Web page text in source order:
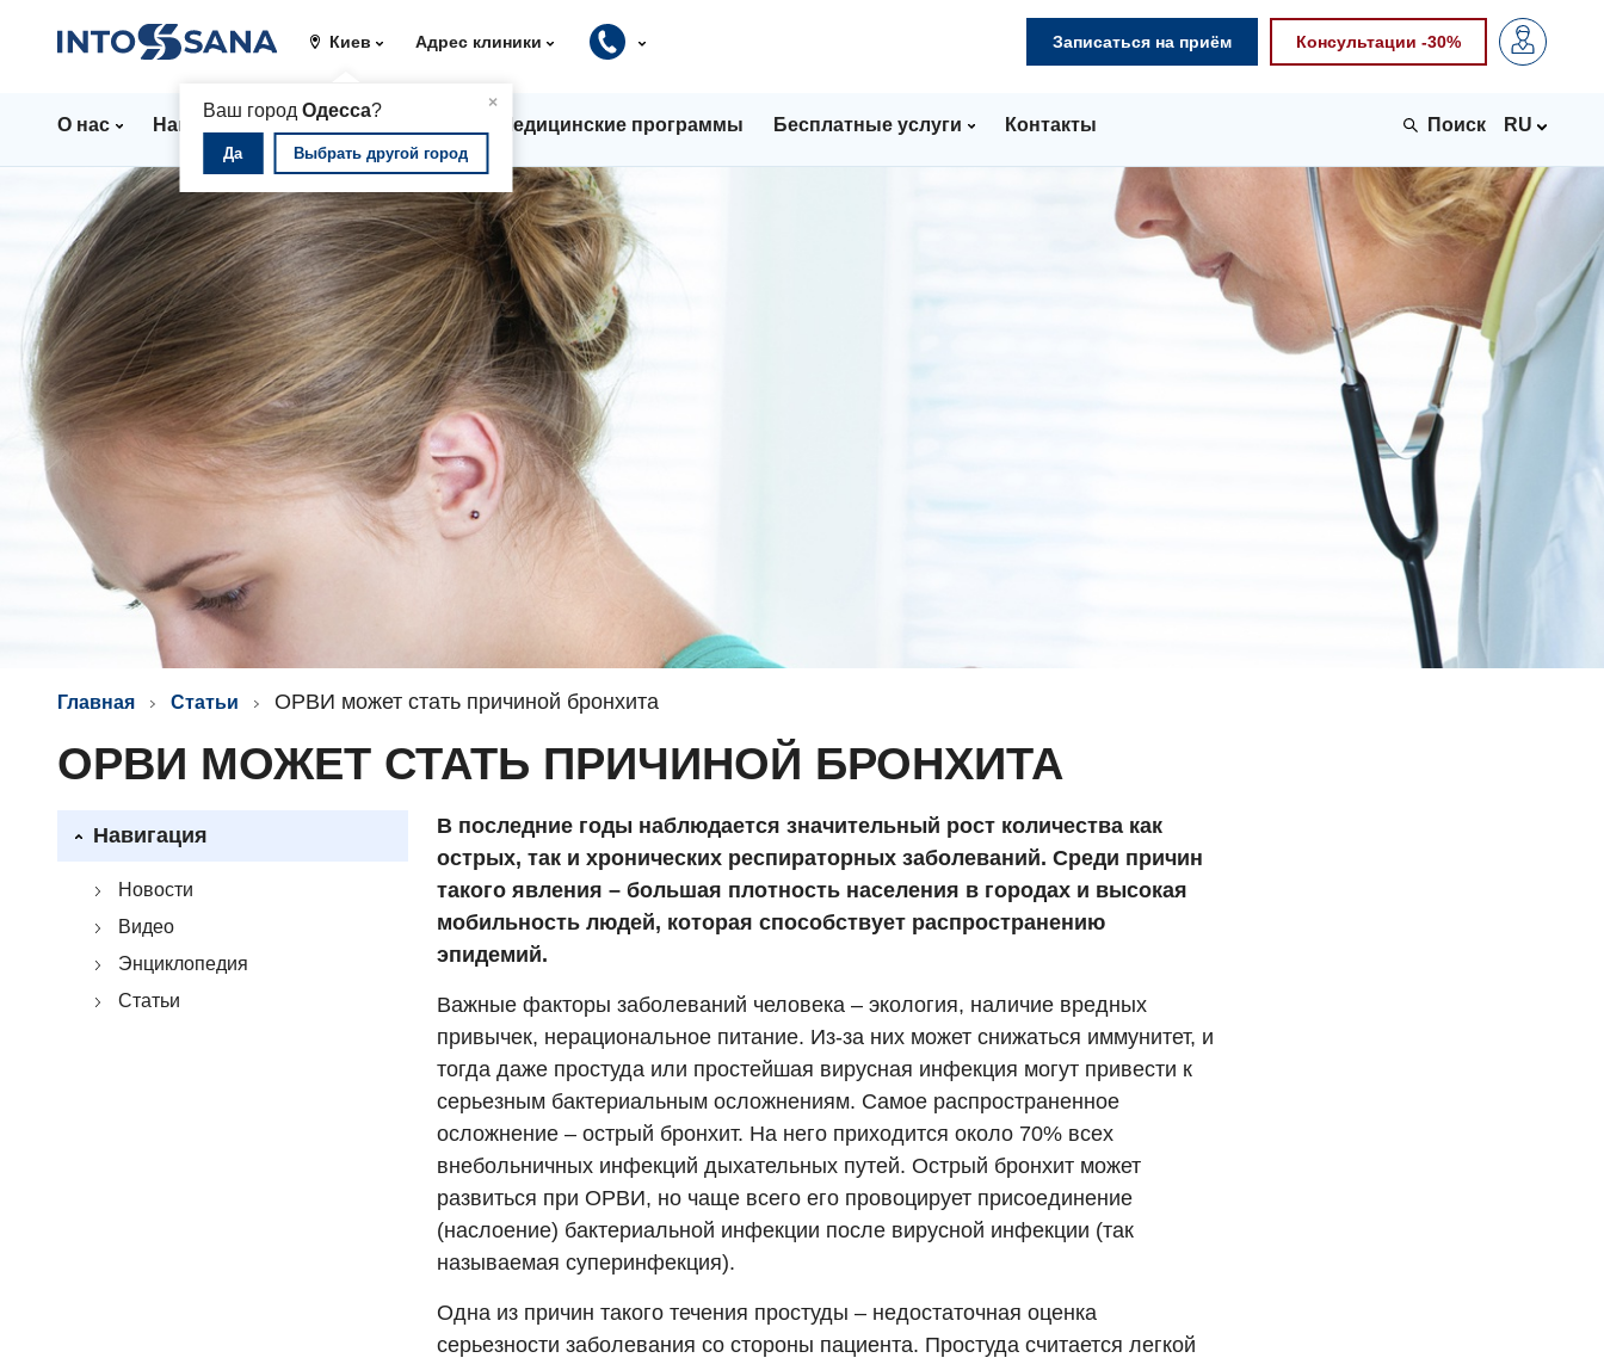
Киев
×
Ваш городОдесса?
Да Выбрать другой город
Адрес клиники Записаться на приём Консультации -30%
О нас Направления Цены Медицинские программы Бесплатные услуги Контакты RU
Главная Статьи ОРВИ может стать причиной бронхита
ОРВИ МОЖЕТ СТАТЬ ПРИЧИНОЙ БРОНХИТА
Навигация
Новости
Видео
Энциклопедия
Статьи
В последние годы наблюдается значительный рост количества как
острых, так и хронических респираторных заболеваний. Среди причин
такого явления – большая плотность населения в городах и высокая
мобильность людей, которая способствует распространению
эпидемий.
Важные факторы заболеваний человека – экология, наличие вредных
привычек, нерациональное питание. Из-за них может снижаться иммунитет, и
тогда даже простуда или простейшая вирусная инфекция могут привести к
серьезным бактериальным осложнениям. Самое распространенное
осложнение – острый бронхит. На него приходится около 70% всех
внебольничных инфекций дыхательных путей. Острый бронхит может
развиться при ОРВИ, но чаще всего его провоцирует присоединение
(наслоение) бактериальной инфекции после вирусной инфекции (так
называемая суперинфекция).
Одна из причин такого течения простуды – недостаточная оценка
серьезности заболевания со стороны пациента. Простуда считается легкой